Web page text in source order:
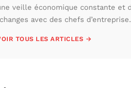
veille économique constante et
avec des chefs d’entreprise.
TOUS LES ARTICLES →